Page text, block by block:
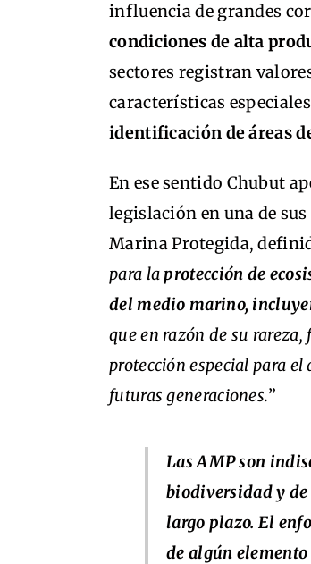
influencia de grandes
condiciones de alta
sectores registran
características
identificación de áreas
En ese sentido Chubut
legislación en una de
Marina Protegida,
para laprotección de
del medio marino,
que en razón de su
protección especial para
futuras generaciones.”
Las AMP son
biodiversidad y de
largo plazo. El
de algún elemento